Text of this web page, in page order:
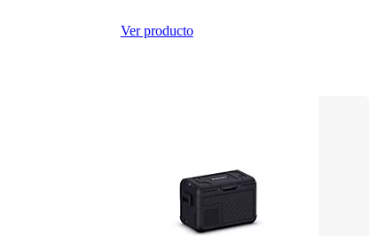
Ver producto